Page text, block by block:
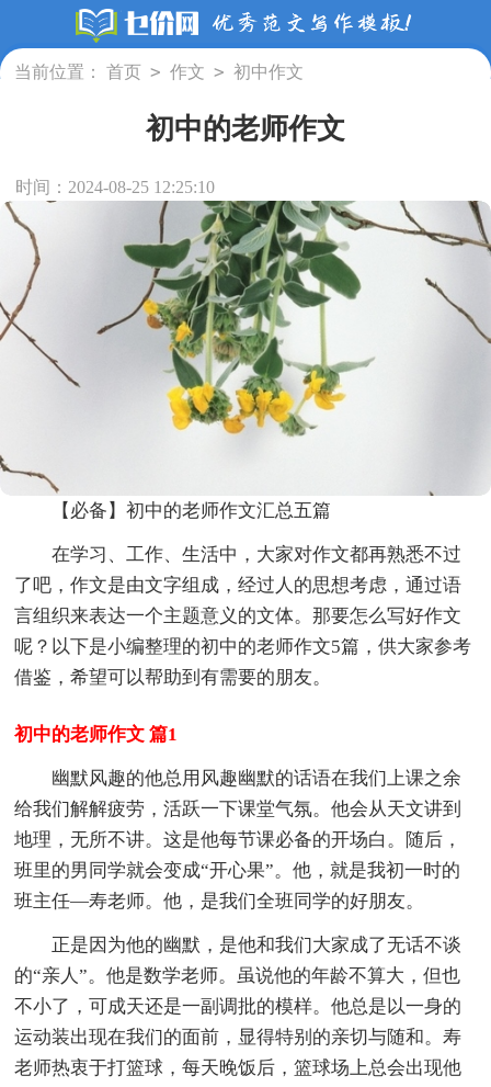
当前位置： 首页 > 作文 > 初中作文
初中的老师作文
时间：2024-08-25 12:25:10
【必备】初中的老师作文汇总五篇
在学习、工作、生活中，大家对作文都再熟悉不过
了吧，作文是由文字组成，经过人的思想考虑，通过语
言组织来表达一个主题意义的文体。那要怎么写好作文
呢？以下是小编整理的初中的老师作文5篇，供大家参考
借鉴，希望可以帮助到有需要的朋友。
初中的老师作文 篇1
幽默风趣的他总用风趣幽默的话语在我们上课之余
给我们解解疲劳，活跃一下课堂气氛。他会从天文讲到
地理，无所不讲。这是他每节课必备的开场白。随后，
班里的男同学就会变成“开心果”。他，就是我初一时的
班主任—寿老师。他，是我们全班同学的好朋友。
正是因为他的幽默，是他和我们大家成了无话不谈
的“亲人”。他是数学老师。虽说他的年龄不算大，但也
不小了，可成天还是一副调批的模样。他总是以一身的
运动装出现在我们的面前，显得特别的亲切与随和。寿
老师热衷于打篮球，每天晚饭后，篮球场上总会出现他